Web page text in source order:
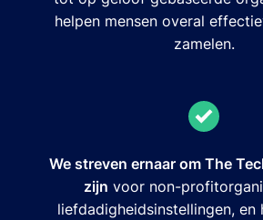
helpen mensen overal
zamelen.
We streven ernaar om The
zijn voor non-
liefdadigheidsinstellingen, en